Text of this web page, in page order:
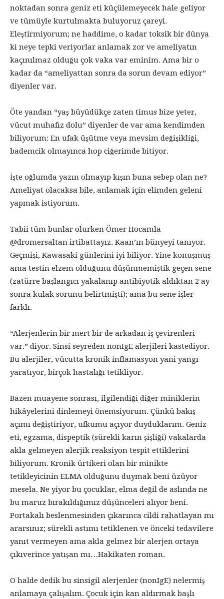
noktadan sonra geniz eti küçülemeyecek hale geliyor
ve tümüyle kurtulmakta buluyoruz çareyi.
Eleştirmiyorum; ne haddime, o kadar toksik bir dünya
ki neye tepki veriyorlar anlamak zor ve ameliyatın
kaçınılmaz olduğu çok vaka var eminim. Ama bir o
kadar da “ameliyattan sonra da sorun devam ediyor”
diyenler var.
Öte yandan “yaş büyüdükçe zaten timus bize yeter,
vücut muhafız dolu” diyenler de var ama kendimden
biliyorum: En ufak üşütme veya mevsim değişikliği,
bademcik olmayınca hop ciğerimde bitiyor.
İşte oğlumda yazın olmayıp kışın buna sebep olan ne?
Ameliyat olacaksa bile, anlamak için elimden geleni
yapmak istiyorum.
Tabii tüm bunlar olurken Ömer Hocamla
@dromersaltan irtibattayız. Kaan’ın bünyeyi tanıyor.
Geçmişi, Kawasaki günlerini iyi biliyor. Yine konuşmuş
ama testin elzem olduğunu düşünmemiştik geçen sene
(zatürre başlangıcı yakalanıp antibiyotik aldıktan 2 ay
sonra kulak sorunu belirtmişti); ama bu sene işler
farklı.
“Alerjenlerin bir mert bir de arkadan iş çevirenleri
var.” diyor. Sinsi seyreden nonIgE alerjileri kastediyor.
Bu alerjiler, vücutta kronik inflamasyon yani yangı
yaratıyor, birçok hastalığı tetikliyor.
Bazen muayene sonrası, ilgilendiği diğer miniklerin
hikâyelerini dinlemeyi önemsiyorum. Çünkü bakış
açımı değiştiriyor, ufkumu açıyor duyduklarım. Geniz
eti, egzama, dispeptik (sürekli karın şişliği) vakalarda
akla gelmeyen alerjik reaksiyon tespit ettiklerini
biliyorum. Kronik ürtikeri olan bir minikte
tetikleyicinin ELMA olduğunu duymak beni üzüyor
mesela. Ne yiyor bu çocuklar, elma değil de aslında ne
bu maruz bırakıldığımız düşünceleri alıyor beni.
Portakalı beslenmesinden çıkarınca cildi rahatlayan mı
ararsınız; sürekli astımı tetiklenen ve önceki tedavilere
yanıt vermeyen ama akla gelmez bir alerjen ortaya
çıkıverince yatışan mı…Hakikaten roman.
O halde dedik bu sinsigil alerjenler (nonIgE) nelermiş
anlamaya çalışalım. Çocuk için kan aldırmak başlı